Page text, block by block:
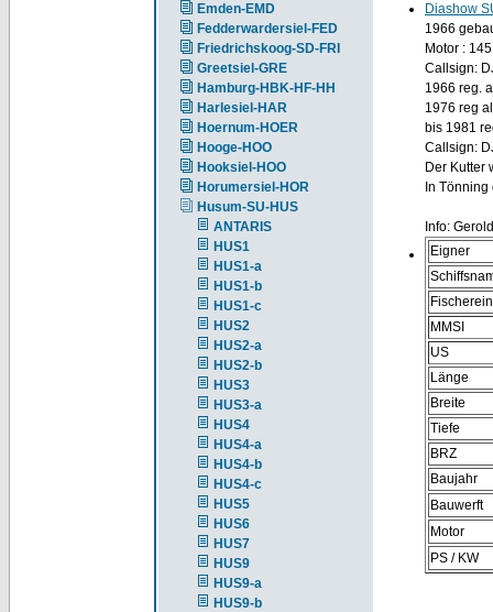
Emden-EMD
Fedderwardersiel-FED
Friedrichskoog-SD-FRI
Greetsiel-GRE
Hamburg-HBK-HF-HH
Harlesiel-HAR
Hoernum-HOER
Hooge-HOO
Hooksiel-HOO
Horumersiel-HOR
Husum-SU-HUS
ANTARIS
HUS1
HUS1-a
HUS1-b
HUS1-c
HUS2
HUS2-a
HUS2-b
HUS3
HUS3-a
HUS4
HUS4-a
HUS4-b
HUS4-c
HUS5
HUS6
HUS7
HUS9
HUS9-a
HUS9-b
Diashow
1966
Motor :
Callsign:
1966 reg.
1976 reg
bis 1981
Callsign:
Der Kutter
In
Info:
Eigner
MMSI
US
Länge
Breite
Tiefe
BRZ
Baujahr
Bauwerft
Motor
PS / KW